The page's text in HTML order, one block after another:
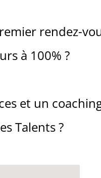
rendez-
à 100% ?
et un
Talents ?